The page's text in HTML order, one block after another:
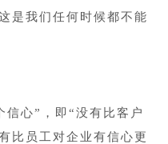
是我们任何时候都不能
心”，即“没有比客户
比员工对企业有信心更